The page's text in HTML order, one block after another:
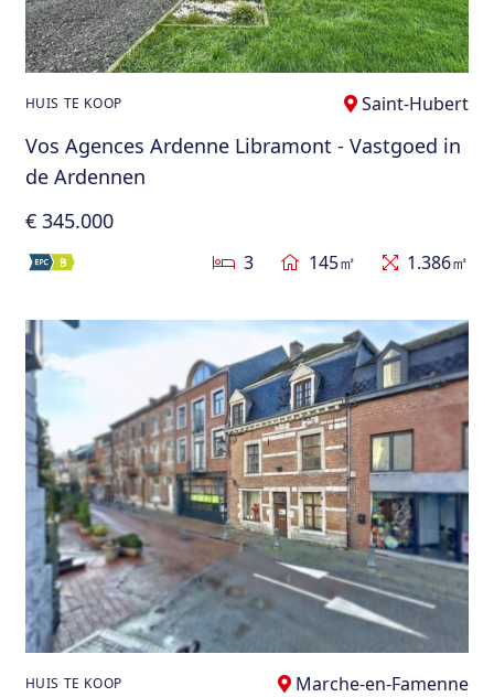
HUIS TE KOOP Saint-Hubert
Vos Agences Ardenne Libramont - Vastgoed in
de Ardennen
€ 345.000
3 145㎡ 1.386㎡
HUIS TE KOOP Marche-en-Famenne